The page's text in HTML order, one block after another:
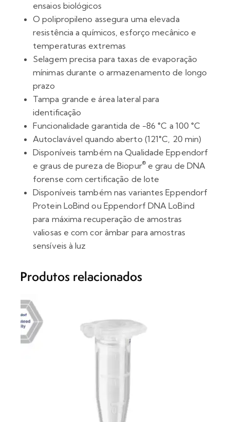
ensaios biológicos
O polipropileno assegura uma elevada
resistência a químicos, esforço mecânico e
temperaturas extremas
Selagem precisa para taxas de evaporação
mínimas durante o armazenamento de longo
prazo
Tampa grande e área lateral para
identificação
Funcionalidade garantida de -86 °C a 100 °C
Autoclavável quando aberto (121°C, 20 min)
Disponíveis também na Qualidade Eppendorf
e graus de pureza de Biopur®e grau de DNA
forense com certificação de lote
Disponíveis também nas variantes Eppendorf
Protein LoBind ou Eppendorf DNA LoBind
para máxima recuperação de amostras
valiosas e com cor âmbar para amostras
sensíveis à luz
Produtos relacionados